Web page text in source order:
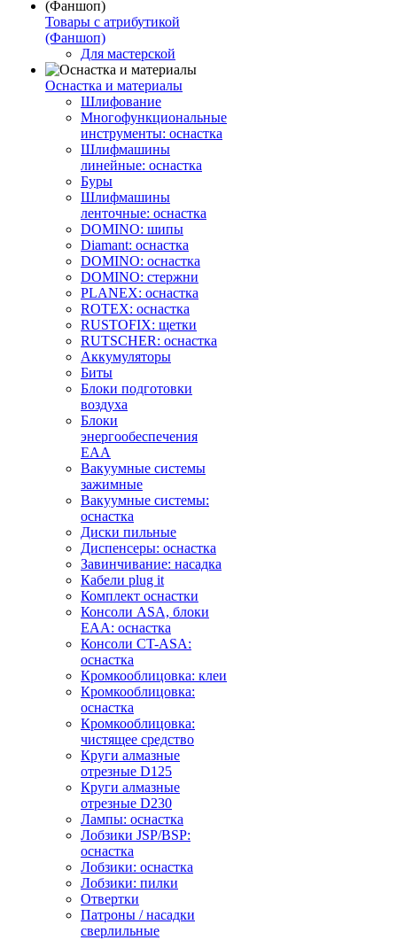
Товары с атрибутикой
(Фаншоп)
Для мастерской
Оснастка и материалы
Шлифование
Многофункциональные
инструменты: оснастка
Шлифмашины
линейные: оснастка
Буры
Шлифмашины
ленточные: оснастка
DOMINO: шипы
Diamant: оснастка
DOMINO: оснастка
DOMINO: стержни
PLANEX: оснастка
ROTEX: оснастка
RUSTOFIX: щетки
RUTSCHER: оснастка
Аккумуляторы
Биты
Блоки подготовки
воздуха
Блоки
энергообеспечения
EAA
Вакуумные системы
зажимные
Вакуумные системы:
оснастка
Диски пильные
Диспенсеры: оснастка
Завинчивание: насадка
Кабели plug it
Комплект оснастки
Консоли ASA, блоки
EAA: оснастка
Консоли CT-ASA:
оснастка
Кромкооблицовка: клеи
Кромкооблицовка:
оснастка
Кромкооблицовка:
чистящее средство
Круги алмазные
отрезные D125
Круги алмазные
отрезные D230
Лампы: оснастка
Лобзики JSP/BSP:
оснастка
Лобзики: оснастка
Лобзики: пилки
Отвертки
Патроны / насадки
сверлильные